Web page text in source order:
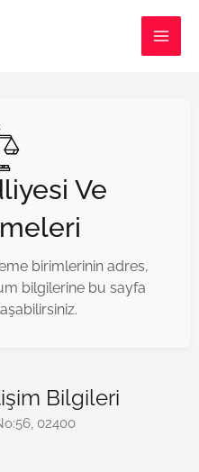
Ve
birimlerinin adres,
bilgilerine bu sayfa
Bilgileri
02400